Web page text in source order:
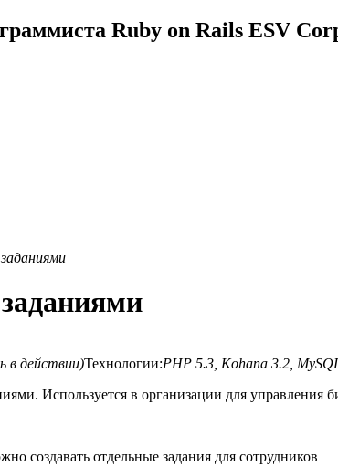
Ruby on Rails ESV
в действии)Технологии:PHP 5.3, Kohana 3.2,
Используется в организации для управления
создавать отдельные задания для сотрудников